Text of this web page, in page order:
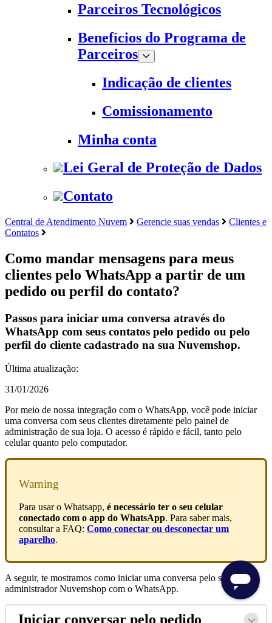
Parceiros Tecnológicos
Benefícios do Programa de
Parceiros
Indicação de clientes
Comissionamento
Minha conta
Lei Geral de Proteção de Dados
Contato
Central de Atendimento Nuvem Gerencie suas vendas
Clientes e
Contatos
Como mandar mensagens para meus
clientes pelo WhatsApp a partir de um
pedido ou perfil do contato?
Passos para iniciar uma conversa através do
WhatsApp com seus contatos pelo pedido ou pelo
perfil do cliente cadastrado na sua Nuvemshop.
Última atualização:
31/01/2026
Por meio de nossa integração com o WhatsApp, você pode iniciar
uma conversa com seus clientes diretamente pelo painel de
administração de sua loja. O acesso é rápido e fácil, tanto pelo
celular quanto pelo computador.
Warning
Para usar o Whatsapp, é necessário ter o seu celular
conectado com o app do WhatsApp. Para saber mais,
consultar a FAQ: Como conectar ou desconectar um
aparelho.
A seguir, te mostramos como iniciar uma conversa pelo seu painel
administrador Nuvemshop com o WhatsApp.
Iniciar conversar pelo pedido